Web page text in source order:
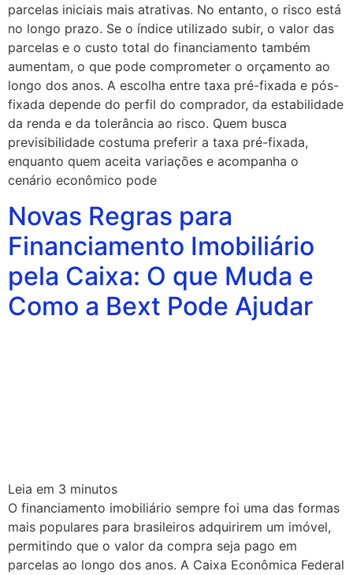
parcelas iniciais mais atrativas. No entanto, o risco está
no longo prazo. Se o índice utilizado subir, o valor das
parcelas e o custo total do financiamento também
aumentam, o que pode comprometer o orçamento ao
longo dos anos. A escolha entre taxa pré-fixada e pós-
fixada depende do perfil do comprador, da estabilidade
da renda e da tolerância ao risco. Quem busca
previsibilidade costuma preferir a taxa pré-fixada,
enquanto quem aceita variações e acompanha o
cenário econômico pode
Novas Regras para
Financiamento Imobiliário
pela Caixa: O que Muda e
Como a Bext Pode Ajudar
Leia em 3 minutos
O financiamento imobiliário sempre foi uma das formas
mais populares para brasileiros adquirirem um imóvel,
permitindo que o valor da compra seja pago em
parcelas ao longo dos anos. A Caixa Econômica Federal